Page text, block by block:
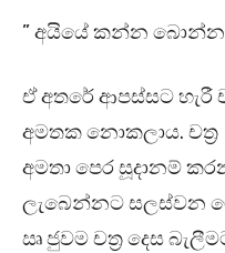
” අයියේ කන්න බොන්න
ඒ අතරේ ආපස්සට හැරී
අමතක නොකලාය.
අමතා පෙර සූදානම්
ලැබෙන්නට සලස්වන
ඍ ජුවම චත්‍ර දෙස